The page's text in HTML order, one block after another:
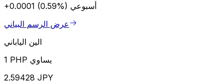
+0.0001 (0.59%) أسبوعي
عرض الرسم البياني
الين الياباني
1 PHP يساوي
2.59428 JPY